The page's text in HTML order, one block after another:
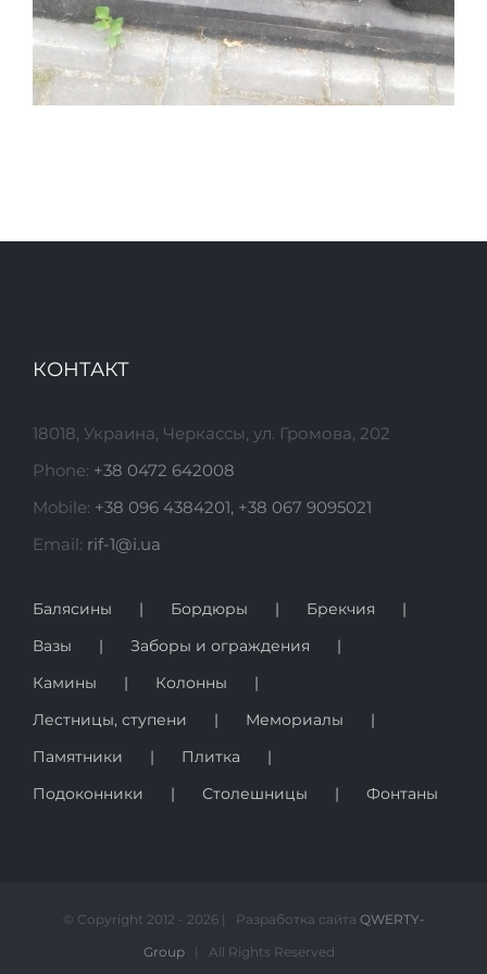
Памятник
КОНТАКТ
18018, Украина, Черкассы, ул. Громова, 202
Phone: +38 0472 642008
Mobile: +38 096 4384201, +38 067 9095021
Email: rif-1@i.ua
Балясины Бордюры
Брекчия
Вазы
Заборы и ограждения
Камины
Колонны
Лестницы, ступени
Мемориалы
Памятники
Плитка
Подоконники
Столешницы Фонтаны
© Copyright 2012 - 2026 | Разработка сайта QWERTY-
Group| All Rights Reserved